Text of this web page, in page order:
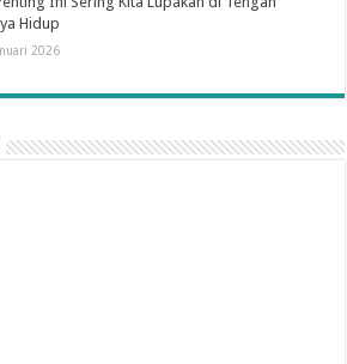
Hidup
2026